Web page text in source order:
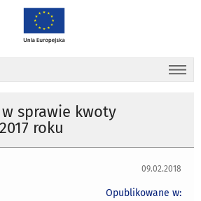
sprawie kwoty
roku
09.02.2018
Opublikowane w: